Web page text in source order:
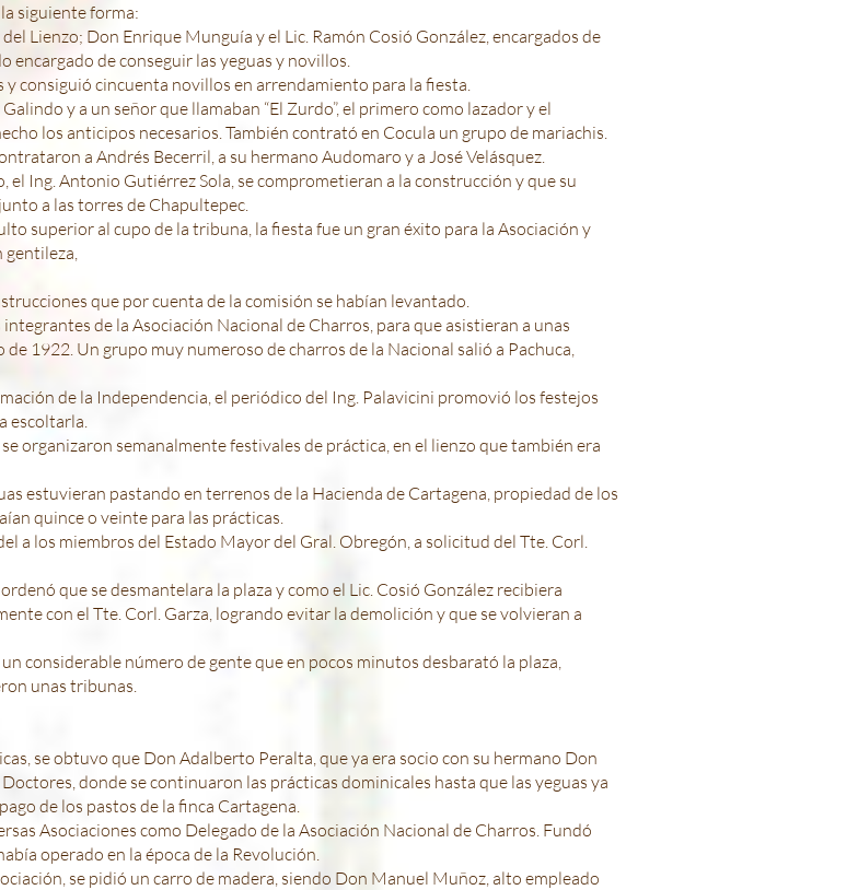
siguiente forma:
Lienzo; Don Enrique Munguía y el Lic. Ramón Cosió González, encargados de
de conseguir las yeguas y novillos.
consiguió cincuenta novillos en arrendamiento para la fiesta.
y a un señor que llamaban “El Zurdo”, el primero como lazador y el
los anticipos necesarios. También contrató en Cocula un grupo de mariachis.
a Andrés Becerril, a su hermano Audomaro y a José Velásquez.
el Ing. Antonio Gutiérrez Sola, se comprometieran a la construcción y que su
a las torres de Chapultepec.
superior al cupo de la tribuna, la fiesta fue un gran éxito para la Asociación y
gentileza,
que por cuenta de la comisión se habían levantado.
de la Asociación Nacional de Charros, para que asistieran a unas
1922. Un grupo muy numeroso de charros de la Nacional salió a Pachuca,
de la Independencia, el periódico del Ing. Palavicini promovió los festejos
escoltarla.
organizaron semanalmente festivales de práctica, en el lienzo que también era
estuvieran pastando en terrenos de la Hacienda de Cartagena, propiedad de los
quince o veinte para las prácticas.
a los miembros del Estado Mayor del Gral. Obregón, a solicitud del Tte. Corl.
que se desmantelara la plaza y como el Lic. Cosió González recibiera
con el Tte. Corl. Garza, logrando evitar la demolición y que se volvieran a
considerable número de gente que en pocos minutos desbarató la plaza,
unas tribunas.
se obtuvo que Don Adalberto Peralta, que ya era socio con su hermano Don
donde se continuaron las prácticas dominicales hasta que las yeguas ya
de los pastos de la finca Cartagena.
Asociaciones como Delegado de la Asociación Nacional de Charros. Fundó
operado en la época de la Revolución.
se pidió un carro de madera, siendo Don Manuel Muñoz, alto empleado